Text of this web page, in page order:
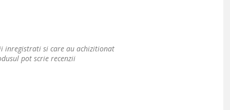
inregistrati si care au achizitionat
pot scrie recenzii